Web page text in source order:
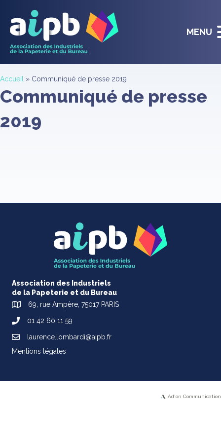
MENU
Accueil » Communiqué de presse 2019
Communiqué de presse
2019
Association des Industriels
de la Papeterie et du Bureau
69, rue Ampère, 75017 PARIS
01 42 60 11 59
laurence.lombardi@aipb.fr
Mentions légales
Ad'on Communication